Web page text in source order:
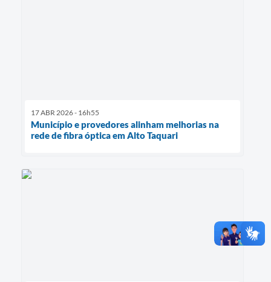
17 ABR 2026 - 16h55
Município e provedores alinham melhorias na
rede de fibra óptica em Alto Taquari